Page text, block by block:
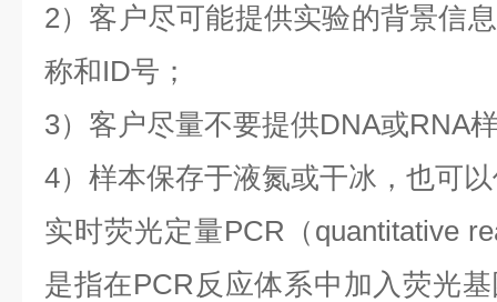
2）客户尽可能提供实验的背景信
称和ID号；
3）客户尽量不要提供DNA或RNA
4）样本保存于液氮或干冰，也可
实时荧光定量PCR （ quantitative
是指在PCR反应体系中加入荧光